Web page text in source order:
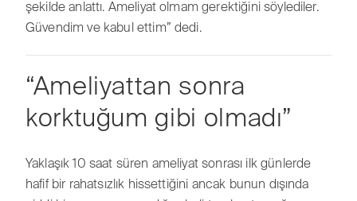
şekilde anlattı. Ameliyat olmam gerektiğini söylediler.
Güvendim ve kabul ettim” dedi.
“Ameliyattan sonra
korktuğum gibi olmadı”
Yaklaşık 10 saat süren ameliyat sonrası ilk günlerde
hafif bir rahatsızlık hissettiğini ancak bunun dışında